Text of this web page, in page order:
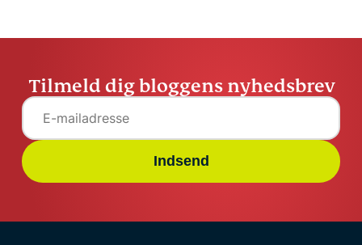
Tilmeld dig bloggens nyhedsbrev
Indsend